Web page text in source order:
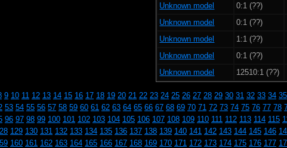
Unknown model
0:1 (??)
Unknown model
0:1 (??)
Unknown model
1:1 (??)
Unknown model
0:1 (??)
Unknown model
12510:1 (??)
9 10 11 12 13 14 15 16 17 18 19 20 21 22 23 24 25 26 27 28 29 30 31 32 33 34 35
53 54 55 56 57 58 59 60 61 62 63 64 65 66 67 68 69 70 71 72 73 74 75 76 77 78
96 97 98 99 100 101 102 103 104 105 106 107 108 109 110 111 112 113 114 115
129 130 131 132 133 134 135 136 137 138 139 140 141 142 143 144 145 146
160 161 162 163 164 165 166 167 168 169 170 171 172 173 174 175 176 177